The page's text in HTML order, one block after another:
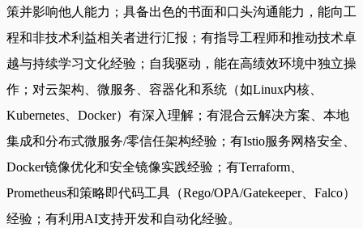
策并影响他人能力；具备出色的书面和口头沟通能力，能向工
程和非技术利益相关者进行汇报；有指导工程师和推动技术卓
越与持续学习文化经验；自我驱动，能在高绩效环境中独立操
作；对云架构、微服务、容器化和系统（如Linux内核、
Kubernetes、Docker）有深入理解；有混合云解决方案、本地
集成和分布式微服务/零信任架构经验；有Istio服务网格安全、
Docker镜像优化和安全镜像实践经验；有Terraform、
Prometheus和策略即代码工具（Rego/OPA/Gatekeeper、Falco）
经验；有利用AI支持开发和自动化经验。